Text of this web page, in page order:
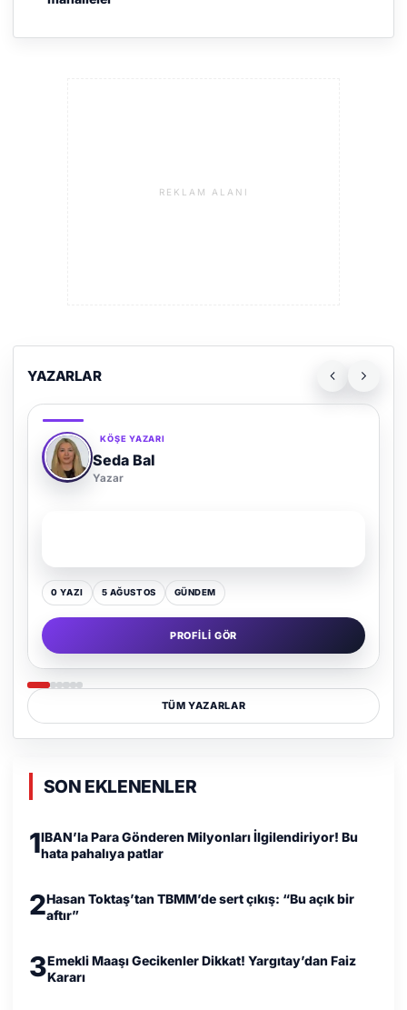
REKLAM ALANI
YAZARLAR
KÖŞE YAZARI
Adem Demir
Yazar
0 YAZI 16 TEMMUZ GÜNDEM
PROFILI GÖR
TÜM YAZARLAR
SON EKLENENLER
1IBAN’la Para Gönderen Milyonları İlgilendiriyor! Bu
hata pahalıya patlar
2Hasan Toktaş’tan TBMM’de sert çıkış: “Bu açık bir
aftır”
3Emekli Maaşı Gecikenler Dikkat! Yargıtay’dan Faiz
Kararı